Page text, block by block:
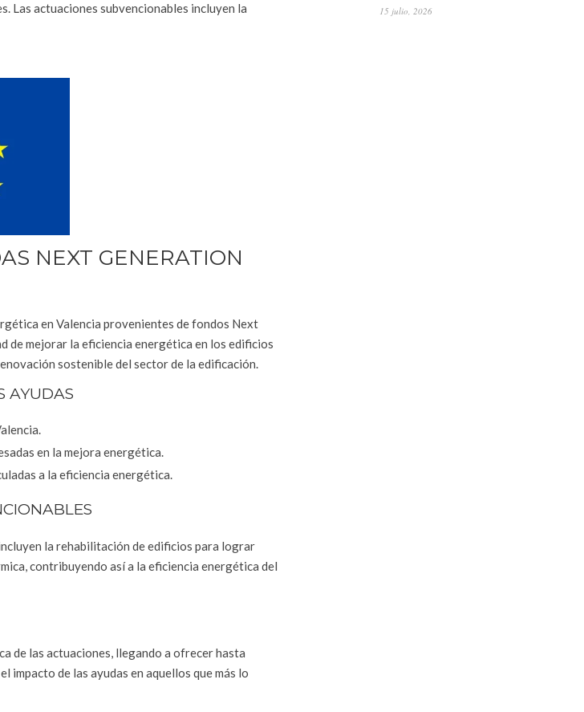
Las actuaciones subvencionables incluyen la
NEXT GENERATION
en Valencia provenientes de fondos Next
de mejorar la eficiencia energética en los edificios
sostenible del sector de la edificación.
AYUDAS
en la mejora energética.
a la eficiencia energética.
la rehabilitación de edificios para lograr
contribuyendo así a la eficiencia energética del
de las actuaciones, llegando a ofrecer hasta
impacto de las ayudas en aquellos que más lo
15 julio, 2026